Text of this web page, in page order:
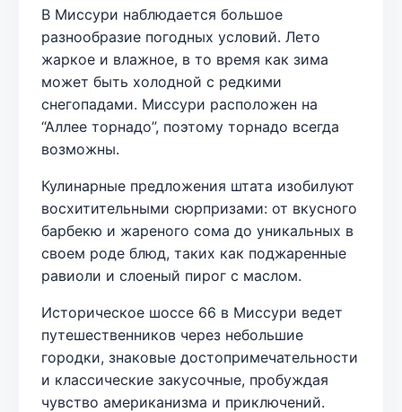
В Миссури наблюдается большое
разнообразие погодных условий. Лето
жаркое и влажное, в то время как зима
может быть холодной с редкими
снегопадами. Миссури расположен на
“Аллее торнадо”, поэтому торнадо всегда
возможны.
Кулинарные предложения штата изобилуют
восхитительными сюрпризами: от вкусного
барбекю и жареного сома до уникальных в
своем роде блюд, таких как поджаренные
равиоли и слоеный пирог с маслом.
Историческое шоссе 66 в Миссури ведет
путешественников через небольшие
городки, знаковые достопримечательности
и классические закусочные, пробуждая
чувство американизма и приключений.